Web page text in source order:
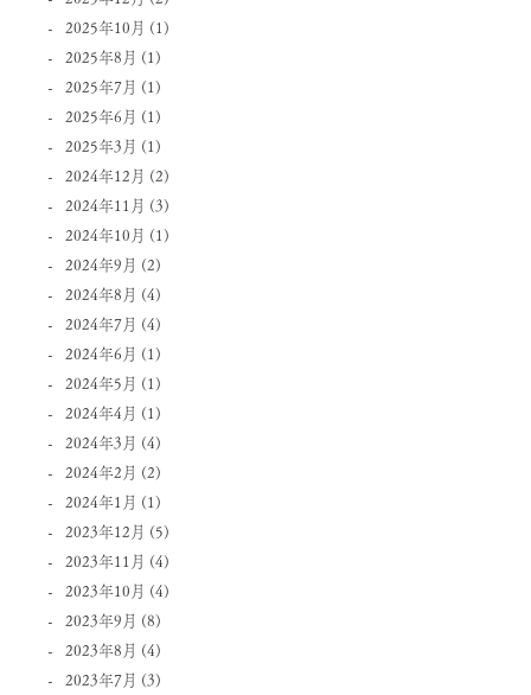
2025年10月 (1)
2025年8月 (1)
2025年7月 (1)
2025年6月 (1)
2025年3月 (1)
2024年12月 (2)
2024年11月 (3)
2024年10月 (1)
2024年9月 (2)
2024年8月 (4)
2024年7月 (4)
2024年6月 (1)
2024年5月 (1)
2024年4月 (1)
2024年3月 (4)
2024年2月 (2)
2024年1月 (1)
2023年12月 (5)
2023年11月 (4)
2023年10月 (4)
2023年9月 (8)
2023年8月 (4)
2023年7月 (3)